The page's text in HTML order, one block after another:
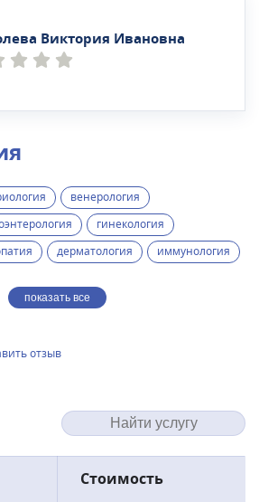
Виктория Ивановна
венерология
гинекология
дерматология иммунология
показать все
отзыв
Стоимость